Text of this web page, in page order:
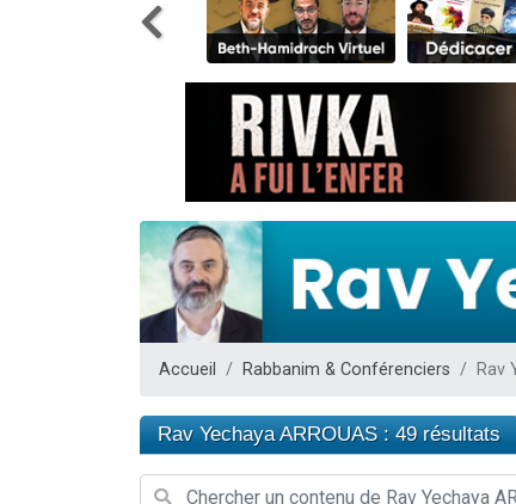
4
Il
Eva vient
4
3
Odaya
2
13
30
Il
12
29
Accueil Rabbanim & Conférenciers Rav
Rav Yechaya ARROUAS : 49 résultats